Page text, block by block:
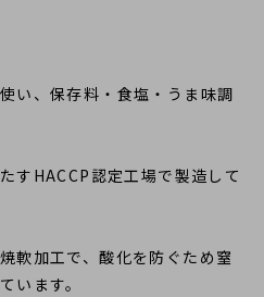
い、保存料・食塩・うま味調
すHACCP認定工場で製造して
軟加工で、酸化を防ぐため窒
います。